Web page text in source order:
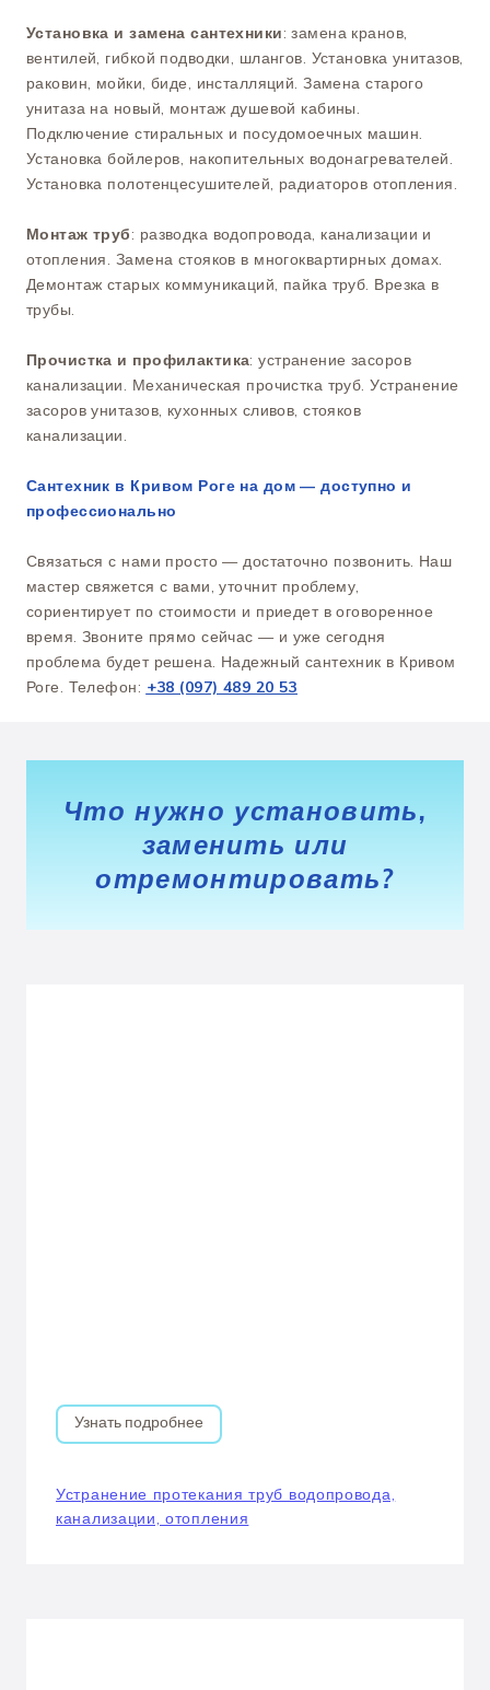
Установка и замена сантехники: замена кранов,
вентилей, гибкой подводки, шлангов. Установка унитазов,
раковин, мойки, биде, инсталляций. Замена старого
унитаза на новый, монтаж душевой кабины.
Подключение стиральных и посудомоечных машин.
Установка бойлеров, накопительных водонагревателей.
Установка полотенцесушителей, радиаторов отопления.
Монтаж труб: разводка водопровода, канализации и
отопления. Замена стояков в многоквартирных домах.
Демонтаж старых коммуникаций, пайка труб. Врезка в
трубы.
Прочистка и профилактика: устранение засоров
канализации. Механическая прочистка труб. Устранение
засоров унитазов, кухонных сливов, стояков
канализации.
Сантехник в Кривом Роге на дом — доступно и
профессионально
Связаться с нами просто — достаточно позвонить. Наш
мастер свяжется с вами, уточнит проблему,
сориентирует по стоимости и приедет в оговоренное
время. Звоните прямо сейчас — и уже сегодня
проблема будет решена. Надежный сантехник в Кривом
Роге. Телефон: +38 (097) 489 20 53
Что нужно установить,
заменить или
отремонтировать?
Узнать подробнее
Устранение протекания труб водопровода,
канализации, отопления